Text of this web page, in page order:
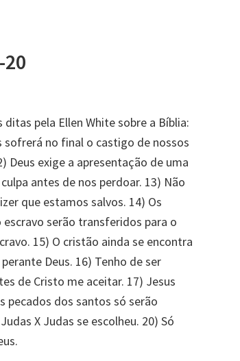
ditas pela Ellen White sobre a Bíblia:
sofrerá no final o castigo de nossos
Deus exige a apresentação de uma
antes de nos perdoar. 13) Não
que estamos salvos. 14) Os
escravo serão transferidos para o
15) O cristão ainda se encontra
Deus. 16) Tenho de ser
de Cristo me aceitar. 17) Jesus
pecados dos santos só serão
X Judas se escolheu. 20) Só